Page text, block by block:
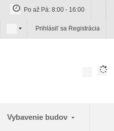
Po až Pá: 8:00 - 16:00
s
k
Prihlásiť sa Registrácia
Vybavenie budov